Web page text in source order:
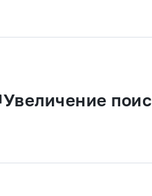
Увеличение